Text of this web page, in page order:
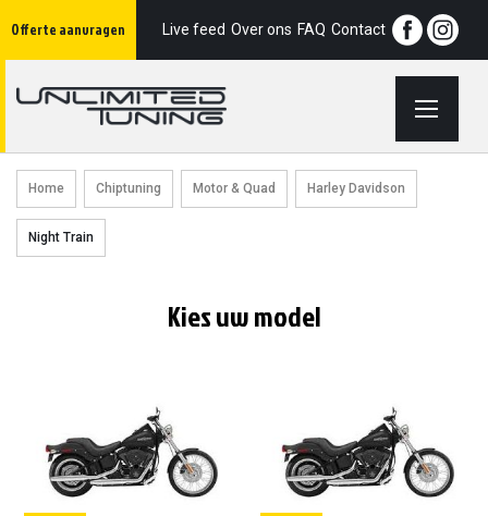
Offerte aanvragen
naarLive feed Over ons FAQ Contact
Home Chiptuning Motor & Quad Harley Davidson
Night Train
Kies uw model